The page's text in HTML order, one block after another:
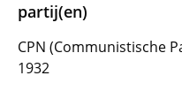
partij(en)
CPN (Communistische
1932